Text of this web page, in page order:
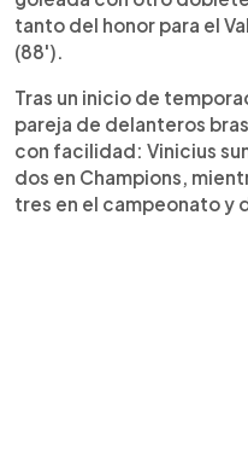
tanto del honor para el
(88').
Tras un inicio de
pareja de delanteros
con facilidad: Vinicius
dos en Champions,
tres en el campeonato y